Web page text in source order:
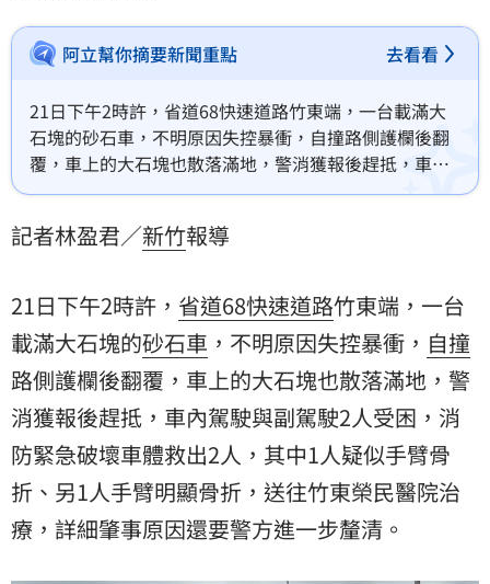
阿立幫你摘要新聞重點 去看看
21日下午2時許，省道68快速道路竹東端，一台載滿大
石塊的砂石車，不明原因失控暴衝，自撞路側護欄後翻
覆，車上的大石塊也散落滿地，警消獲報後趕抵，車內
駕駛與副駕駛2人受困，消防緊急破壞車體救出2人，其
民醫院治療，詳細肇事原因還要警方進一步釐清。
記者林盈君／新竹報導
21日下午2時許， 省道68快速道路竹東端，一台
載滿大石塊的砂石車 ，不明原因失控暴衝， 自撞
路側護欄後翻覆，車上的大石塊也散落滿地，警
消獲報後趕抵，車內駕駛與副駕駛2人受困，消
防緊急破壞車體救出2人，其中1人疑似手臂骨
折、另1人手臂明顯骨折，送往竹東榮民醫院治
療，詳細肇事原因還要警方進一步釐清。